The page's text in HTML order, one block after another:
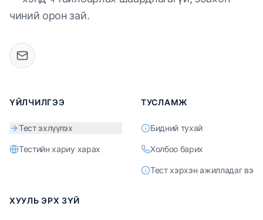
чиний орон зай.
ҮЙЛЧИЛГЭЭ
Тест эхлүүлэх
Тестийн хариу харах
ТУСЛАМЖ
Бидний тухай
Холбоо барих
Тест хэрхэн ажилладаг вэ
ХУУЛЬ ЭРХ ЗҮЙ